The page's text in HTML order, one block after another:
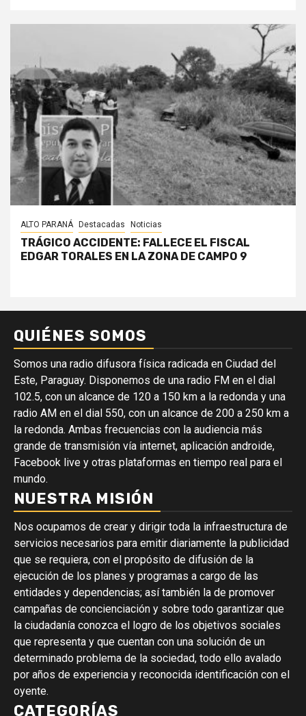
ALTO PARANÁ Destacadas Noticias
TRÁGICO ACCIDENTE: FALLECE EL FISCAL
EDGAR TORALES EN LA ZONA DE CAMPO 9
QUIÉNES SOMOS
Somos una radio difusora física radicada en Ciudad del
Este, Paraguay. Disponemos de una radio FM en el dial
102.5, con un alcance de 120 a 150 km a la redonda y una
radio AM en el dial 550, con un alcance de 200 a 250 km a
la redonda. Ambas frecuencias con la audiencia más
grande de transmisión vía internet, aplicación androide,
Facebook live y otras plataformas en tiempo real para el
mundo.
NUESTRA MISIÓN
Nos ocupamos de crear y dirigir toda la infraestructura de
servicios necesarios para emitir diariamente la publicidad
que se requiera, con el propósito de difusión de la
ejecución de los planes y programas a cargo de las
entidades y dependencias; así también la de promover
campañas de concienciación y sobre todo garantizar que
la ciudadanía conozca el logro de los objetivos sociales
que representa y que cuentan con una solución de un
determinado problema de la sociedad, todo ello avalado
por años de experiencia y reconocida identificación con el
oyente.
CATEGORÍAS